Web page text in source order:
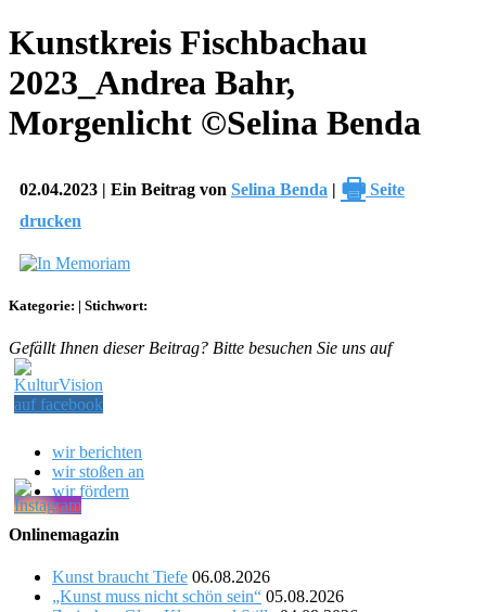
Kunstkreis Fischbachau
2023_Andrea Bahr,
Morgenlicht ©Selina Benda
02.04.2023 | Ein Beitrag von Selina Benda | 🖶 Seite
drucken
Kategorie: | Stichwort:
Gefällt Ihnen dieser Beitrag? Bitte besuchen Sie uns auf
wir berichten
wir stoßen an
wir fördern
Onlinemagazin
Kunst braucht Tiefe 06.08.2026
„Kunst muss nicht schön sein“ 05.08.2026